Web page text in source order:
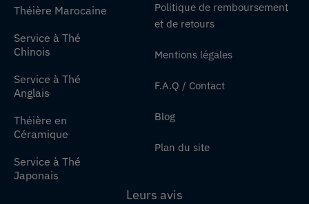
Théière Marocaine
Service à Thé
Chinois
Service à Thé
Anglais
Théière en
Céramique
Service à Thé
Japonais
Politique de remboursement
et de retours
Mentions légales
F.A.Q / Contact
Blog
Plan du site
Leurs avis